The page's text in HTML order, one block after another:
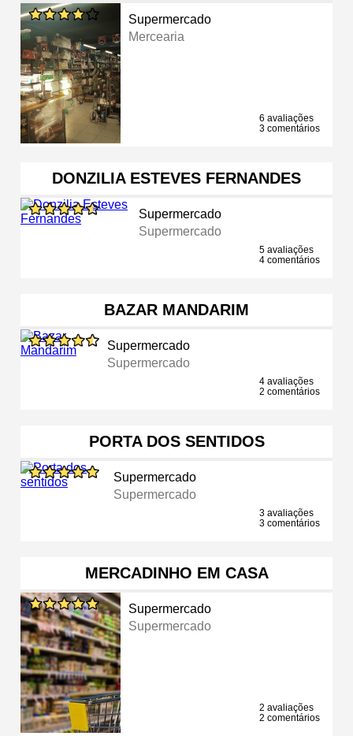
Supermercado
Mercearia
6 avaliações
3 comentários
DONZILIA ESTEVES FERNANDES
Supermercado
Supermercado
5 avaliações
4 comentários
BAZAR MANDARIM
Supermercado
Supermercado
4 avaliações
2 comentários
PORTA DOS SENTIDOS
Supermercado
Supermercado
3 avaliações
3 comentários
MERCADINHO EM CASA
Supermercado
Supermercado
2 avaliações
2 comentários